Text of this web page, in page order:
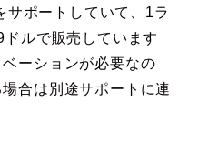
ポートしていて、1ラ
ルで販売しています
ーションが必要なの
合は別途サポートに連